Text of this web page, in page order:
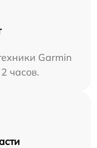
Garmin
часов.